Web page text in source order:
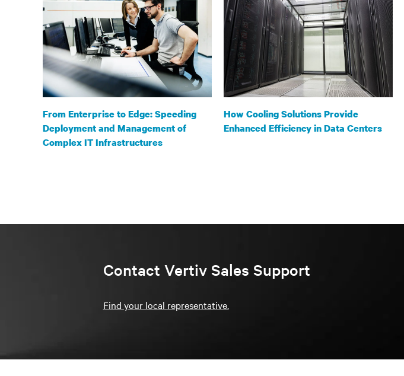
From Enterprise to Edge: Speeding
Deployment and Management of
Complex IT Infrastructures
How Cooling Solutions Provide
Enhanced Efficiency in Data Centers
Contact Vertiv Sales Support
Find your local representative.